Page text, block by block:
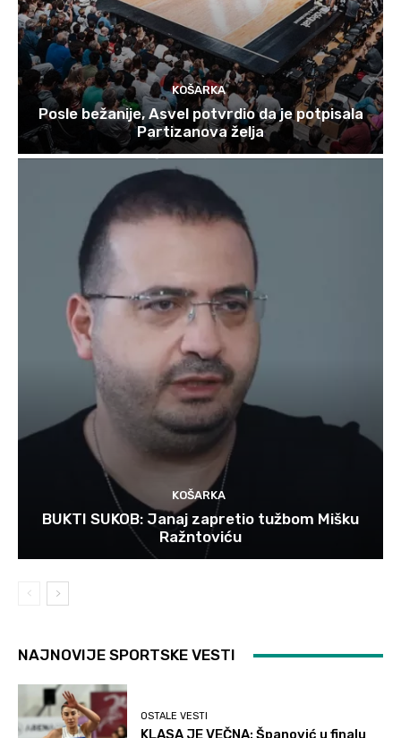
KOŠARKA
Posle bežanije, Asvel potvrdio da je potpisala
Partizanova želja
KOŠARKA
BUKTI SUKOB: Janaj zapretio tužbom Mišku
Ražntoviću
NAJNOVIJE SPORTSKE VESTI
OSTALE VESTI
KLASA JE VEČNA: Španović u finalu